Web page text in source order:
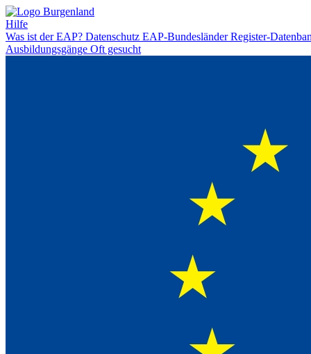
Hilfe
Was ist der EAP? Datenschutz EAP-BundesländerRegister-
Ausbildungsgänge Oft gesucht